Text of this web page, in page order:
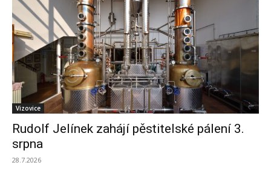
Vizovice
Rudolf Jelínek zahájí pěstitelské pálení 3.
srpna
28.7.2026